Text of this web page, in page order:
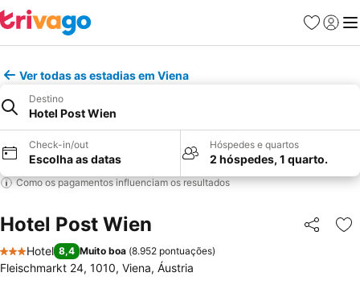
Favoritos
Iniciar
Ver todas as estadias em Viena
Destino
Hotel Post Wien
Check-in/out
Escolha as datas
Hóspedes e quartos
2 hóspedes, 1 quarto.
Como os pagamentos influenciam os resultados
Hotel Post Wien Partilhar
3 Estrelas
Hotel 8,4 Muito boa (8.952 pontuações)
Fleischmarkt 24, 1010, Viena, Áustria